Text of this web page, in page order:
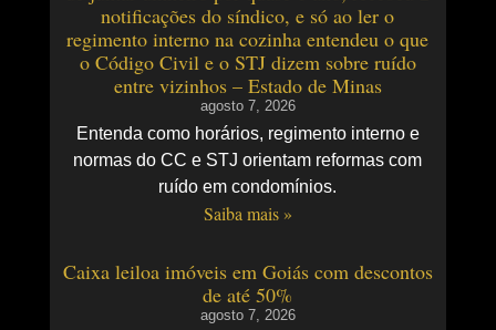
notificações do síndico, e só ao ler o
regimento interno na cozinha entendeu o que
o Código Civil e o STJ dizem sobre ruído
entre vizinhos – Estado de Minas
agosto 7, 2026
Entenda como horários, regimento interno e
normas do CC e STJ orientam reformas com
ruído em condomínios.
Saiba mais »
Caixa leiloa imóveis em Goiás com descontos
de até 50%
agosto 7, 2026